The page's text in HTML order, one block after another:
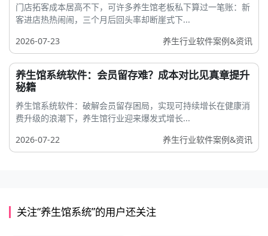
门店拓客成本居高不下，可许多养生馆老板私下算过一笔账：新
客进店热热闹闹，三个月后回头率却断崖式下...
2026-07-23
养生行业软件案例&资讯
养生馆系统软件：会员留存难？成本对比见真章提升
秘籍
养生馆系统软件：破解会员留存困局，实现可持续增长在健康消
费升级的浪潮下，养生馆行业迎来爆发式增长...
2026-07-22
养生行业软件案例&资讯
关注“养生馆系统”的用户还关注